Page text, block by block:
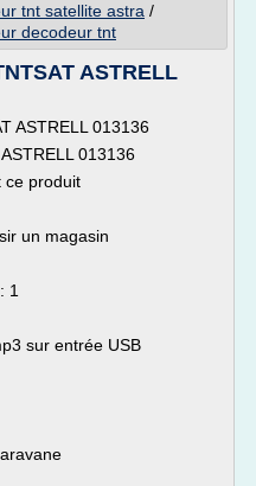
tnt satellite astra /
decodeur tnt
ASTRELL
ASTRELL 013136
013136
ce produit
un magasin
1
sur entrée USB